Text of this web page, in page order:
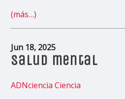
(más…)
Jun 18, 2025
Salud mental
ADNciencia Ciencia